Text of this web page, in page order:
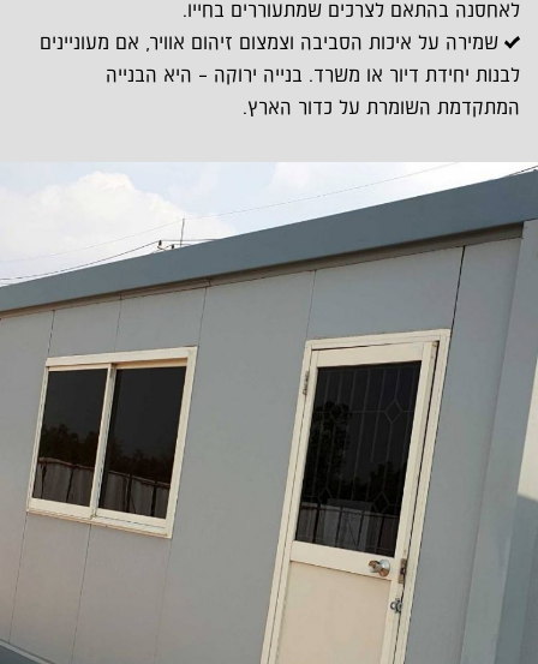
לאחסנה בהתאם לצרכים שמתעוררים בחייו.
שמירה על איכות הסביבה וצמצום זיהום אוויר, אם מעוניינים
לבנות יחידת דיור או משרד. בנייה ירוקה – היא הבנייה
המתקדמת השומרת על כדור הארץ.